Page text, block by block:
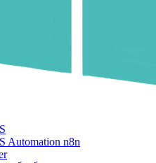
Automation n8n